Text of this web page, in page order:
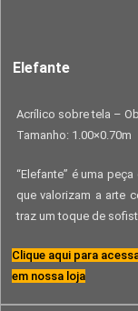
Elefante
Acrílico sobre tela –
Tamanho: 1.00×0.70m
“Elefante” é uma
que valorizam a arte
traz um toque de
Clique aqui para
em nossa loja